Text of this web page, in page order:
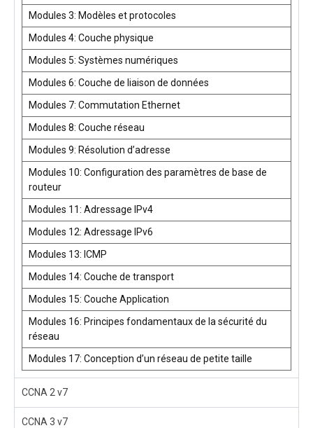
Modules 3: Modèles et protocoles
Modules 4: Couche physique
Modules 5: Systèmes numériques
Modules 6: Couche de liaison de données
Modules 7: Commutation Ethernet
Modules 8: Couche réseau
Modules 9: Résolution d’adresse
Modules 10: Configuration des paramètres de base de
routeur
Modules 11: Adressage IPv4
Modules 12: Adressage IPv6
Modules 13: ICMP
Modules 14: Couche de transport
Modules 15: Couche Application
Modules 16: Principes fondamentaux de la sécurité du
réseau
Modules 17: Conception d’un réseau de petite taille
CCNA 2 v7
CCNA 3 v7